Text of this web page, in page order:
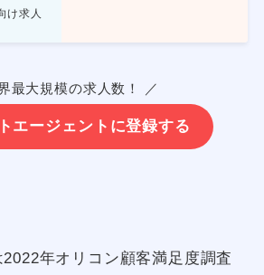
け求人
最大規模の求人数！ ／
エージェントに登録する
年オリコン顧客満足度調査